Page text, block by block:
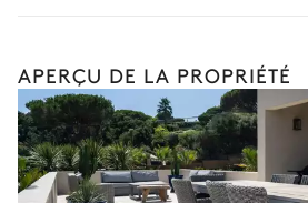
vous guidera vers les offres
APERÇU DE LA PROPRIÉTÉ